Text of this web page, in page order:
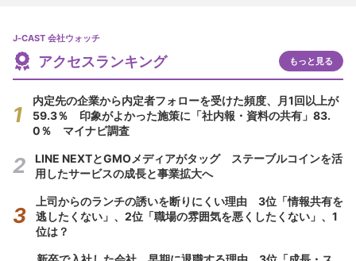
J-CAST 会社ウォッチ
アクセスランキング もっと見る
内定先の企業から内定者フォローを受けた頻度、月1回以上が
59.3％ 印象がよかった施策に「社内報・資料の共有」83.
0％ マイナビ調査
LINE NEXTとGMOメディアがタッグ ステーブルコインを活
用したサービスの成長と事業拡大へ
上司からのランチの誘いを断りにくい理由 3位「情報共有を
逃したくない」、2位「職場の雰囲気を悪くしたくない」、1
位は？